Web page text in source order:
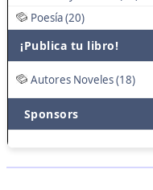
Poesía (20)
¡Publica tu libro!
Autores Noveles (18)
Sponsors